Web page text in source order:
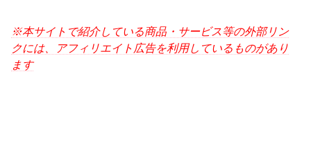
※本サイトで紹介している商品・サービス等の外部リン
クには、アフィリエイト広告を利用しているものがあり
ます